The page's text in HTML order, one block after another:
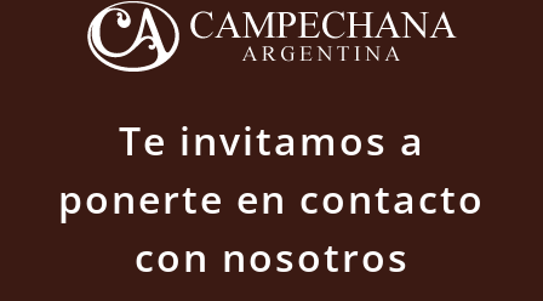
Te invitamos a
ponerte en contacto
con nosotros